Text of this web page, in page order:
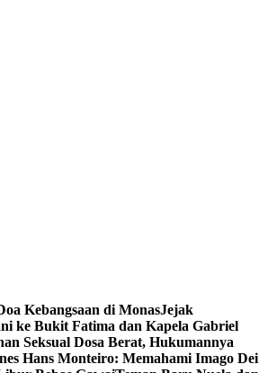
Kebangsaan di MonasJejak
ke Bukit Fatima dan Kapela Gabriel
Seksual Dosa Berat, Hukumannya
Hans Monteiro: Memahami Imago Dei